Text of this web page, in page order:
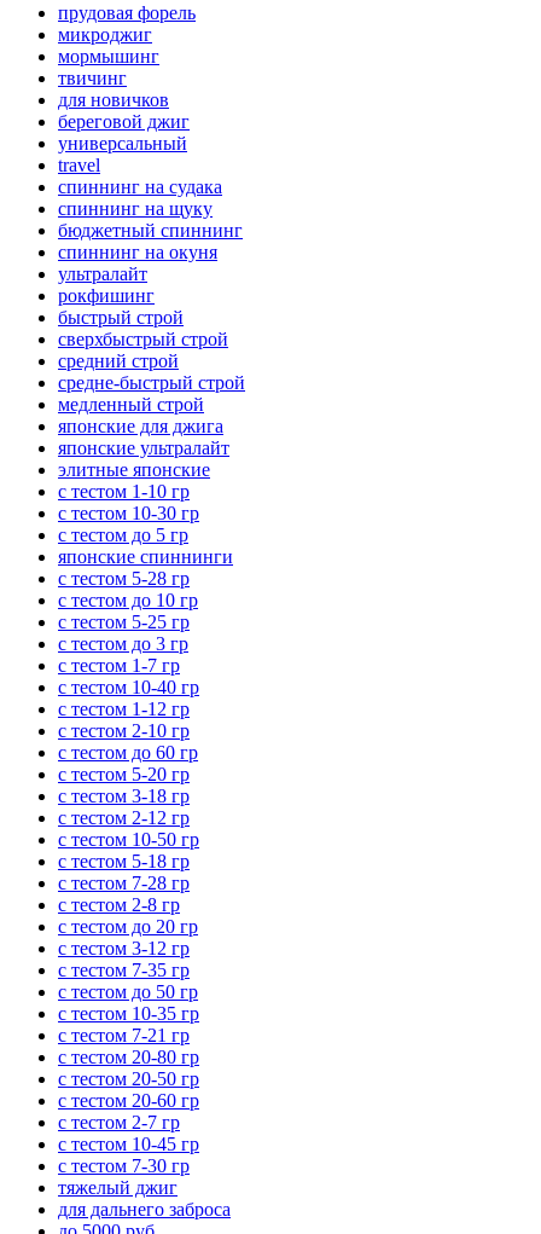
прудовая форель
микроджиг
мормышинг
твичинг
для новичков
береговой джиг
универсальный
travel
спиннинг на судака
спиннинг на щуку
бюджетный спиннинг
спиннинг на окуня
ультралайт
рокфишинг
быстрый строй
сверхбыстрый строй
средний строй
средне-быстрый строй
медленный строй
японские для джига
японские ультралайт
элитные японские
с тестом 1-10 гр
с тестом 10-30 гр
с тестом до 5 гр
японские спиннинги
с тестом 5-28 гр
с тестом до 10 гр
с тестом 5-25 гр
с тестом до 3 гр
с тестом 1-7 гр
с тестом 10-40 гр
с тестом 1-12 гр
с тестом 2-10 гр
с тестом до 60 гр
с тестом 5-20 гр
с тестом 3-18 гр
с тестом 2-12 гр
с тестом 10-50 гр
с тестом 5-18 гр
с тестом 7-28 гр
с тестом 2-8 гр
с тестом до 20 гр
с тестом 3-12 гр
с тестом 7-35 гр
с тестом до 50 гр
с тестом 10-35 гр
с тестом 7-21 гр
с тестом 20-80 гр
с тестом 20-50 гр
с тестом 20-60 гр
с тестом 2-7 гр
с тестом 10-45 гр
с тестом 7-30 гр
тяжелый джиг
для дальнего заброса